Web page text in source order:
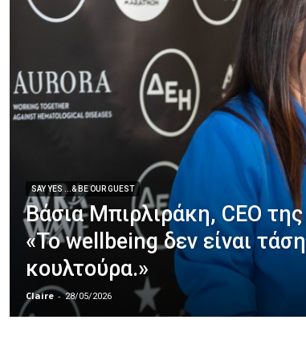
SAY YES ...& BE OUR GUEST
Βάσια Μπιρλιράκη, CEO
«Το wellbeing δεν είναι
κουλτούρα.»
Claire - 28/05/2026